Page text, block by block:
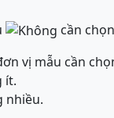
cần
vị mẫu cần
ít.
nhiều.